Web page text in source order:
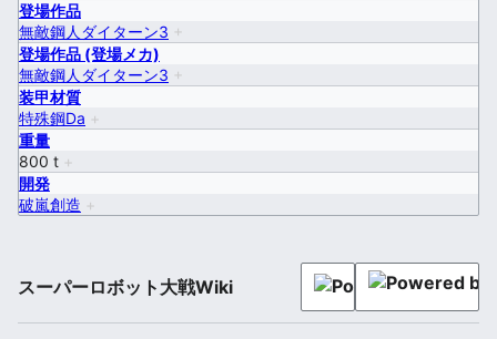
登場作品
無敵鋼人ダイターン3 +
登場作品 (登場メカ)
無敵鋼人ダイターン3 +
装甲材質
特殊鋼Da +
重量
800 t +
開発
破嵐創造 +
スーパーロボット大戦Wiki